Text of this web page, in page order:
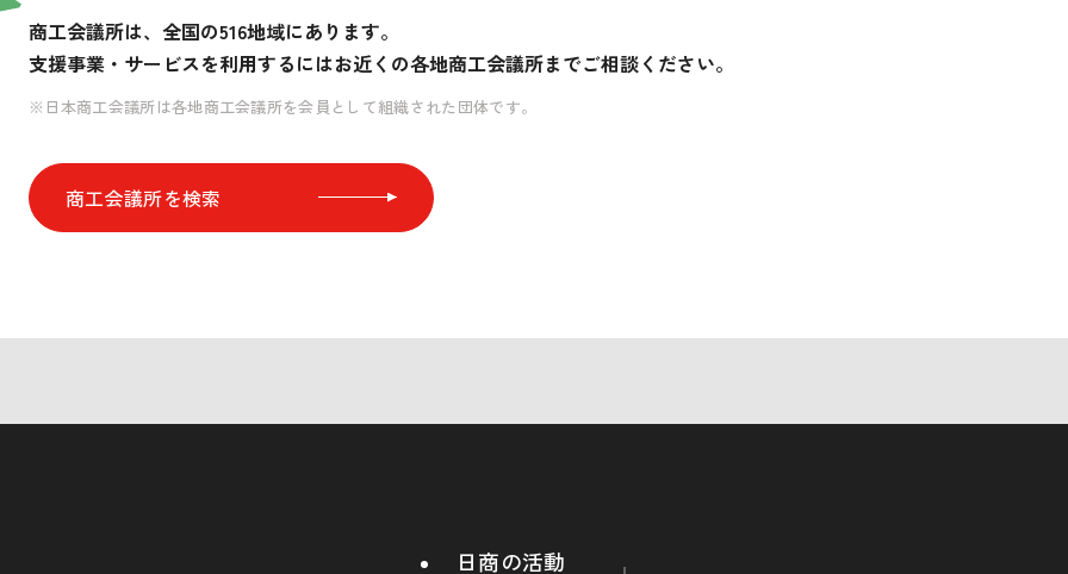
商工会議所は、全国の516地域にあります。
支援事業・サービスを利用するにはお近くの各地商工会議所までご相談ください。
※日本商工会議所は各地商工会議所を会員として組織された団体です。
商工会議所を検索
日商の活動